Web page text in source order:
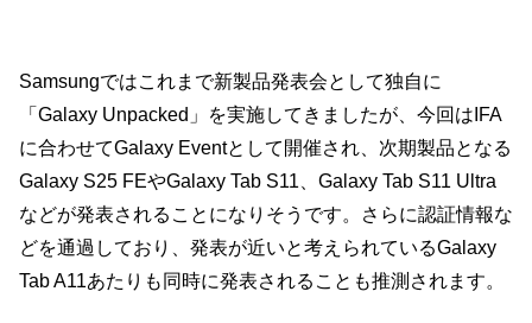
Samsungではこれまで新製品発表会として独自に
「Galaxy Unpacked」を実施してきましたが、今回はIFA
に合わせてGalaxy Eventとして開催され、次期製品となる
Galaxy S25 FEやGalaxy Tab S11、Galaxy Tab S11 Ultra
などが発表されることになりそうです。さらに認証情報な
どを通過しており、発表が近いと考えられているGalaxy
Tab A11あたりも同時に発表されることも推測されます。